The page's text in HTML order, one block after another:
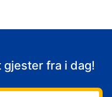
gjester fra i dag!